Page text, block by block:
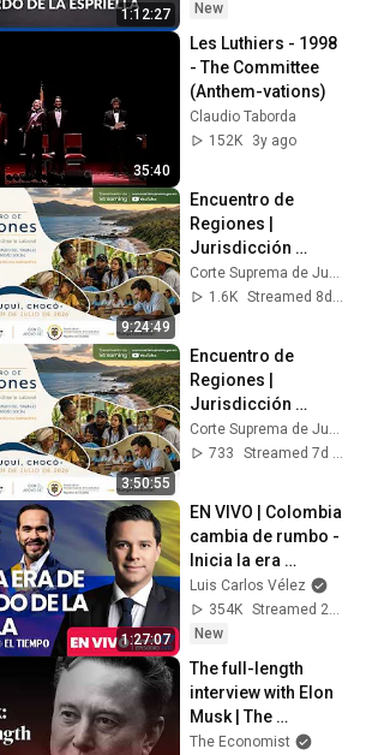
1:12:27
Colombia: himno y
juramento
New
35:40
Les Luthiers - 1998
- The Committee
(Anthem-vations)
Claudio Taborda
152K
3y ago
9:24:49
Encuentro de
Regiones |
Jurisdicción
Orinaria Laboral,
Nuquí 2026 | DÍA 1
Corte Suprema de Justicia Colombia
1.6K
Streamed 8d ago
3:50:55
Encuentro de
Regiones |
Jurisdicción
Orinaria Laboral,
Nuquí 2026 | DÍA 2
Corte Suprema de Justicia Colombia
733
Streamed 7d ago
1:27:07
EN VIVO | Colombia
cambia de rumbo -
Inicia la era
Abelardo De La
Espriella  | Velez
por la mañana
Luis Carlos Vélez
354K
Streamed 20h ago
New
The full-length
interview with Elon
Musk | The
Economist
The Economist